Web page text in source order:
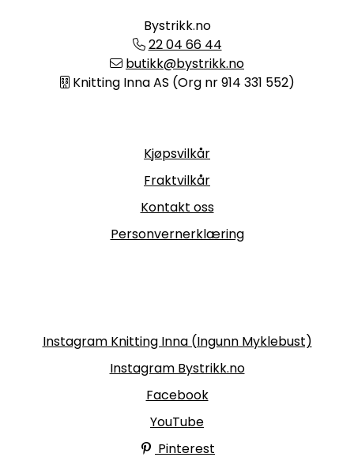
Bystrikk.no
22 04 66 44
butikk@bystrikk.no
Knitting Inna AS (Org nr 914 331 552)
Kjøpsvilkår
Fraktvilkår
Kontakt oss
Personvernerklæring
Instagram Knitting Inna (Ingunn Myklebust)
Instagram Bystrikk.no
Facebook
YouTube
Pinterest